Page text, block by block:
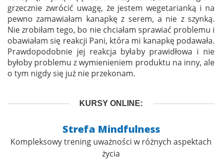
grzecznie zwrócić uwagę, że jestem wegetarianką i na
pewno zamawiałam kanapkę z serem, a nie z szynką.
Nie zrobiłam tego, bo nie chciałam sprawiać problemu i
obawiałam się reakcji Pani, która mi kanapkę podawała.
Prawdopodobnie jej reakcja byłaby prawidłowa i nie
byłoby problemu z wymienieniem produktu na inny, ale
o tym nigdy się już nie przekonam.
KURSY ONLINE:
Strefa Mindfulness
Kompleksowy trening uważności w różnych aspektach
życia